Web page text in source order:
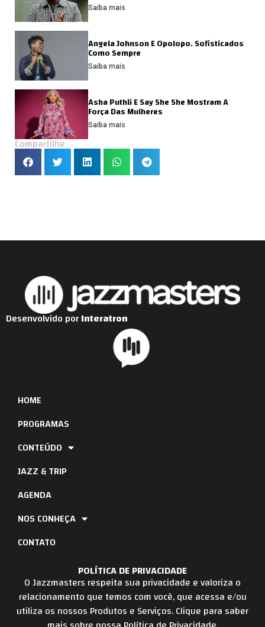
Saiba mais
Angela Johnson E Opolopo. Sofisticados
Como Sempre
Saiba mais
Asha Puthli E Say She She Mostram A
Força Das Mulheres
Saiba mais
Compartilhe
POLÍTICA DE PRIVACIDADE
O Jazzmasters respeita sua privacidade e valoriza o
relacionamento que temos com você, que acessa e/ou
utiliza os nossos Produtos e Serviços. Clique para saber
HOME
PROGRAMAS
CONTEÚDO
JAZZ & TRIP
AGENDA
NOS CONHEÇA
CONTATO
Desenvolvido porInteratron